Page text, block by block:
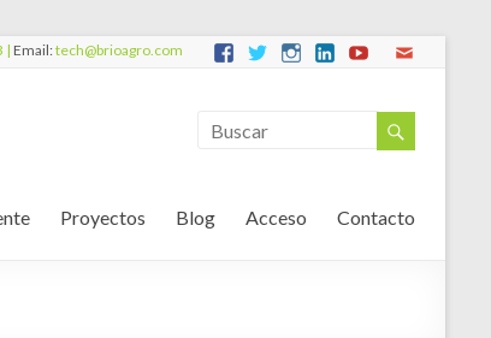
| Email:tech@brioagro.com
Proyectos Blog Acceso Contacto